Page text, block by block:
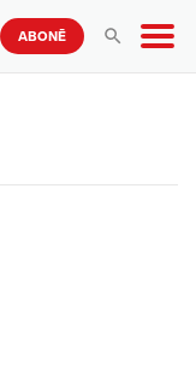
ABONĒ